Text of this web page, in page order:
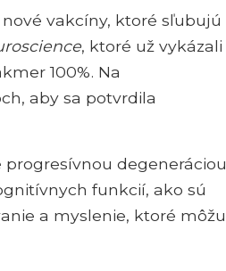
vakcíny, ktoré sľubujú
, ktoré už vykázali
100%. Na
aby sa potvrdila
degeneráciou
funkcií, ako sú
a myslenie, ktoré môžu